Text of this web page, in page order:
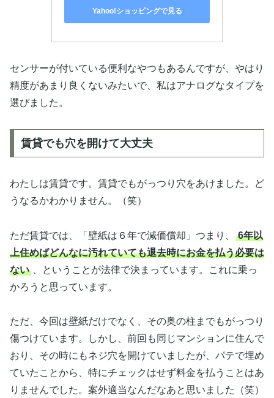
Yahoo!ショッピングで見る
センサーが付いている便利なやつもあるんですが、やはり
精度があまり良くないみたいで、私はアナログなタイプを
選びました。
賃貸でも穴を開けて大丈夫
わたしは賃貸です。賃貸でもがっつり穴をあけました。ど
うなるかわかりません。（笑）
ただ賃貸では、「壁紙は６年で減価償却」つまり、
6年以
上住めばどんなに汚れていても退去時にお金を払う必要は
ない
、ということが法律で決まっています。これに乗っ
かろうと思っています。
ただ、今回は壁紙だけでなく、その奥の柱までもがっつり
傷つけています。しかし、前回も同じマンションに住んで
おり、その時にもネジ穴を開けていましたが、パテで埋め
ていたことから、特にチェックはせず料金を払うことはあ
りませんでした。案外適当なんだなあと思いました（笑）